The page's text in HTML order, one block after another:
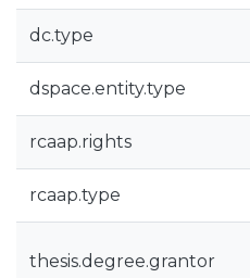
dc.type
dspace.entity.type
rcaap.rights
rcaap.type
thesis.degree.grantor